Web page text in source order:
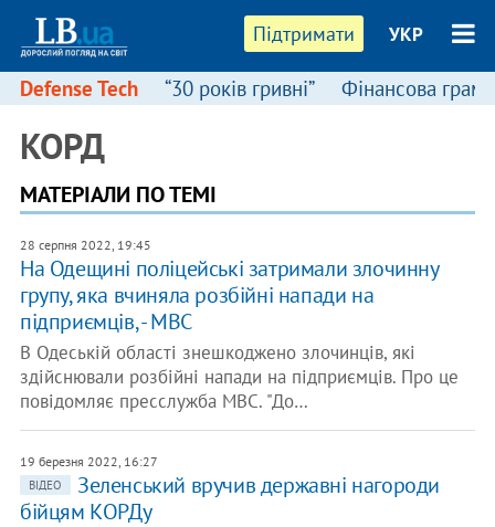
Підтримати УКР
Defense Tech “30 років гривні” Фінансова
КОРД
МАТЕРІАЛИ ПО ТЕМІ
28 серпня 2022, 19:45
На Одещині поліцейські затримали злочинну
групу, яка вчиняла розбійні напади на
підприємців, - МВС
В Одеській області знешкоджено злочинців, які
здійснювали розбійні напади на підприємців. Про це
повідомляє пресслужба МВС. "До…
19 березня 2022, 16:27
ВІДЕО
Зеленський вручив державні нагороди
бійцям КОРДу